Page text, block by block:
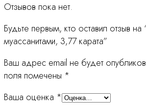
Отзывов пока нет.
Будьте первым, кто оставил отзыв
муассанитами, 3,77 карата”
Ваш адрес email не будет
поля помечены *
Ваша оценка *